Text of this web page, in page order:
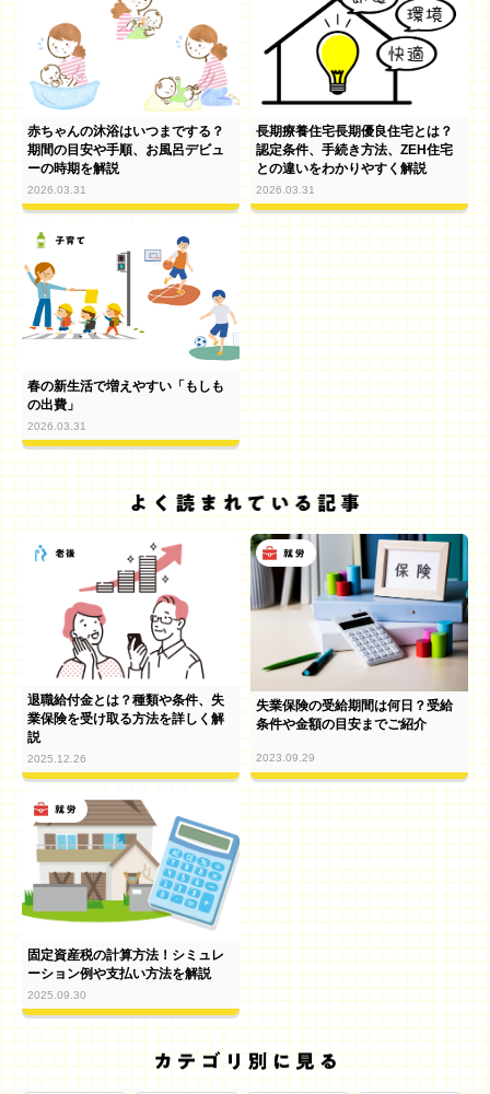
赤ちゃんの沐浴はいつまでする？
期間の目安や手順、お風呂デビュ
ーの時期を解説
2026.03.31
長期療養住宅長期優良住宅とは？
認定条件、手続き方法、ZEH住宅
との違いをわかりやすく解説
2026.03.31
春の新生活で増えやすい「もしも
の出費」
2026.03.31
退職給付金とは？種類や条件、失
業保険を受け取る方法を詳しく解
説
2025.12.26
失業保険の受給期間は何日？受給
条件や金額の目安までご紹介
2023.09.29
固定資産税の計算方法！シミュレ
ーション例や支払い方法を解説
2025.09.30